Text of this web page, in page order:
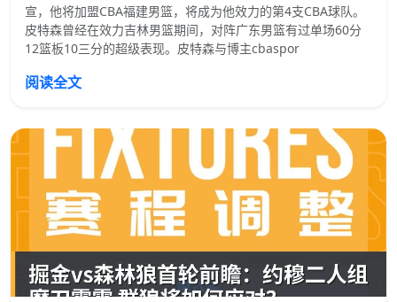
宣，他将加盟CBA福建男篮，将成为他效力的第4支CBA球队。
皮特森曾经在效力吉林男篮期间，对阵广东男篮有过单场60分
12篮板10三分的超级表现。皮特森与博主cbaspor
阅读全文